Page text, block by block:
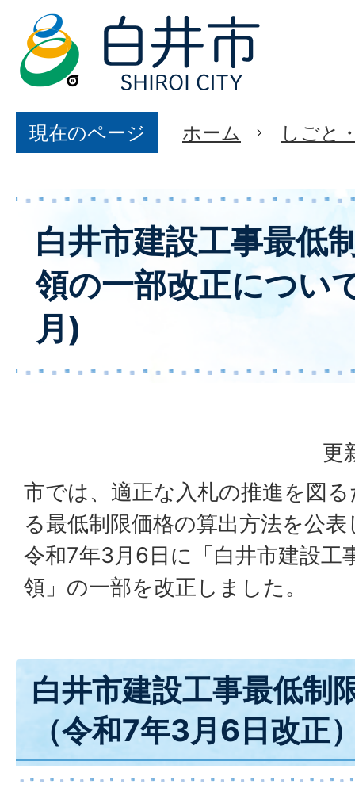
現在のページ ホーム しごと
白井市建設工事最低
領の一部改正につい
月)
更
市では、適正な入札の推進を図
る最低制限価格の算出方法を公
令和7年3月6日に「白井市建設工
領」の一部を改正しました。
白井市建設工事最低制
（令和7年3月6日改正